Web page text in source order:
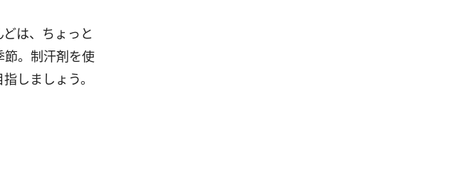
は、ちょっと
節。制汗剤を使
しましょう。